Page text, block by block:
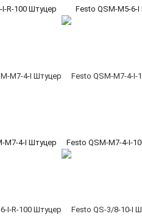
R-100 Штуцер Festo QSM-M5-6-
M7-4-I Штуцер Festo QSM-M7-4-I-